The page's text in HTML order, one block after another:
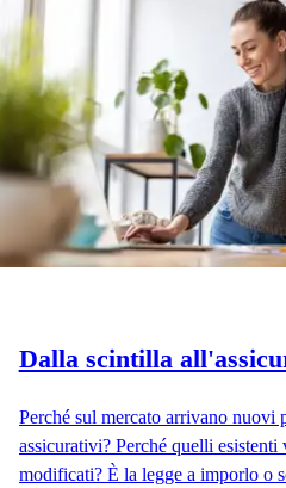
Dalla scintilla
Perché sul mercato arrivano nuovi
assicurativi? Perché quelli esistenti
modificati? È la legge a imporlo o